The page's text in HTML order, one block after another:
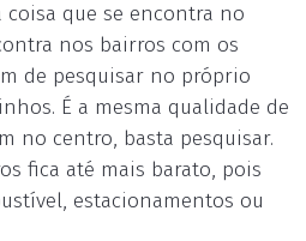
que se encontra no
nos bairros com os
de pesquisar no próprio
É a mesma qualidade de
no centro, basta pesquisar.
fica até mais barato, pois
estacionamentos ou